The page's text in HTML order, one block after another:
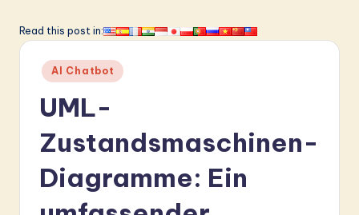
li
A
G
Read this post in:
Posted
in
AI Chatbot
UML-
Zustandsmaschinen-
Diagramme: Ein